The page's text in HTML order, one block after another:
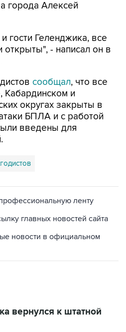
города Алексей
гости Геленджика, все
- написал он в
сообщал, что все
Кабардинском и
округах закрыты в
БПЛА и с работой
введены для
ленту
главных новостей сайта
новости в официальном
вернулся к штатной